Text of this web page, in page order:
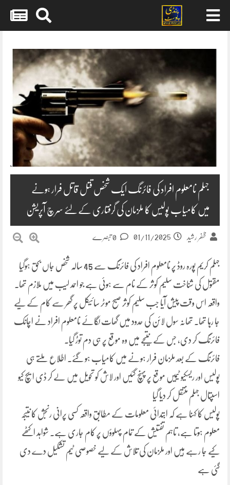
content
جہلم نامعلوم افراد کی فائرنگ ایک شخص قتل قاتل فرار ہونے
میں کامیاب پولیس کا ملزمان کی گرفتاری کےلئے سرچ آپریشن
ظفر رشید 01/11/2025
جہلم کریم پورہ روڈ پر نامعلوم افراد کی فائرنگ سے 45 سالہ شخص جاں بحق ہوگیا
مقتول کی شناخت سلیم کوثر کے نام سے ہوئی ہے جو احمد لیب میں ملازم تھا۔
واقعہ اس وقت پیش آیا جب سلیم کوثر صبح موٹر سائیکل پر گھر سے کام کے لیے
جا رہا تھا۔ تھانہ سول لائن کی حدود میں گھات لگائے نامعلوم افراد نے اچانک
فائرنگ کر دی، جس کے نتیجے میں وہ موقع پر ہی دم توڑ گیا۔
فائرنگ کے بعد ملزمان فرار ہونے میں کامیاب ہو گئے۔ اطلاع ملتے ہی
پولیس اور ریسکیو ٹیمیں موقع پر پہنچ گئیں اور لاش کو تحویل میں لے کر ڈی ایچ کیو
اسپتال جہلم منتقل کر دیا گیا
پولیس کا کہنا ہے کہ ابتدائی معلومات کے مطابق واقعہ کسی پرانی رنجش کا نتیجہ
معلوم ہوتا ہے، تاہم تفتیش کے تمام پہلوؤں پر کام جاری ہے۔ شواہد اکٹھے
کیے جا رہے ہیں اور ملزمان کی تلاش کے لیے خصوصی ٹیم تشکیل دے دی
گئی ہے